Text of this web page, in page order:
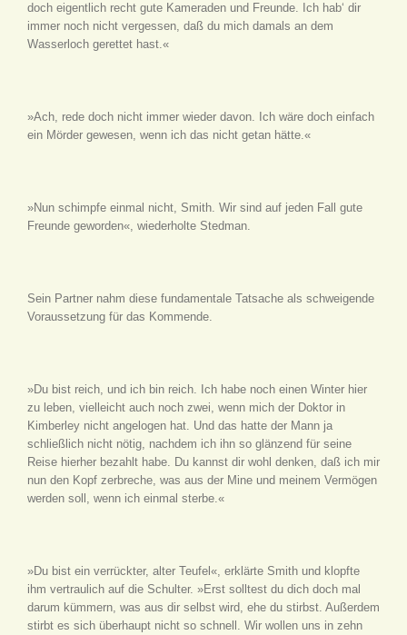
doch eigentlich recht gute Kameraden und Freunde. Ich hab‘ dir
immer noch nicht vergessen, daß du mich damals an dem
Wasserloch gerettet hast.«
»Ach, rede doch nicht immer wieder davon. Ich wäre doch einfach
ein Mörder gewesen, wenn ich das nicht getan hätte.«
»Nun schimpfe einmal nicht, Smith. Wir sind auf jeden Fall gute
Freunde geworden«, wiederholte Stedman.
Sein Partner nahm diese fundamentale Tatsache als schweigende
Voraussetzung für das Kommende.
»Du bist reich, und ich bin reich. Ich habe noch einen Winter hier
zu leben, vielleicht auch noch zwei, wenn mich der Doktor in
Kimberley nicht angelogen hat. Und das hatte der Mann ja
schließlich nicht nötig, nachdem ich ihn so glänzend für seine
Reise hierher bezahlt habe. Du kannst dir wohl denken, daß ich mir
nun den Kopf zerbreche, was aus der Mine und meinem Vermögen
werden soll, wenn ich einmal sterbe.«
»Du bist ein verrückter, alter Teufel«, erklärte Smith und klopfte
ihm vertraulich auf die Schulter. »Erst solltest du dich doch mal
darum kümmern, was aus dir selbst wird, ehe du stirbst. Außerdem
stirbt es sich überhaupt nicht so schnell. Wir wollen uns in zehn